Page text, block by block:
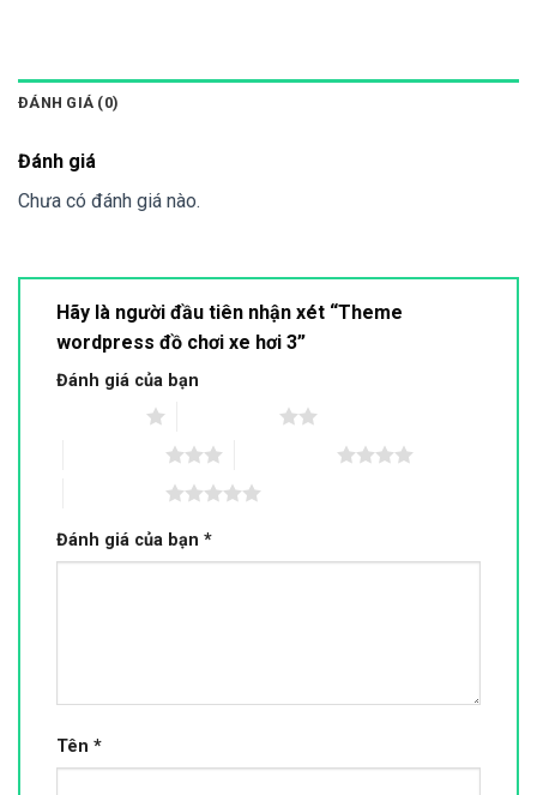
ĐÁNH GIÁ (0)
Đánh giá
Chưa có đánh giá nào.
Hãy là người đầu tiên nhận xét “Theme
wordpress đồ chơi xe hơi 3”
Đánh giá của bạn
Đánh giá của bạn *
Tên *